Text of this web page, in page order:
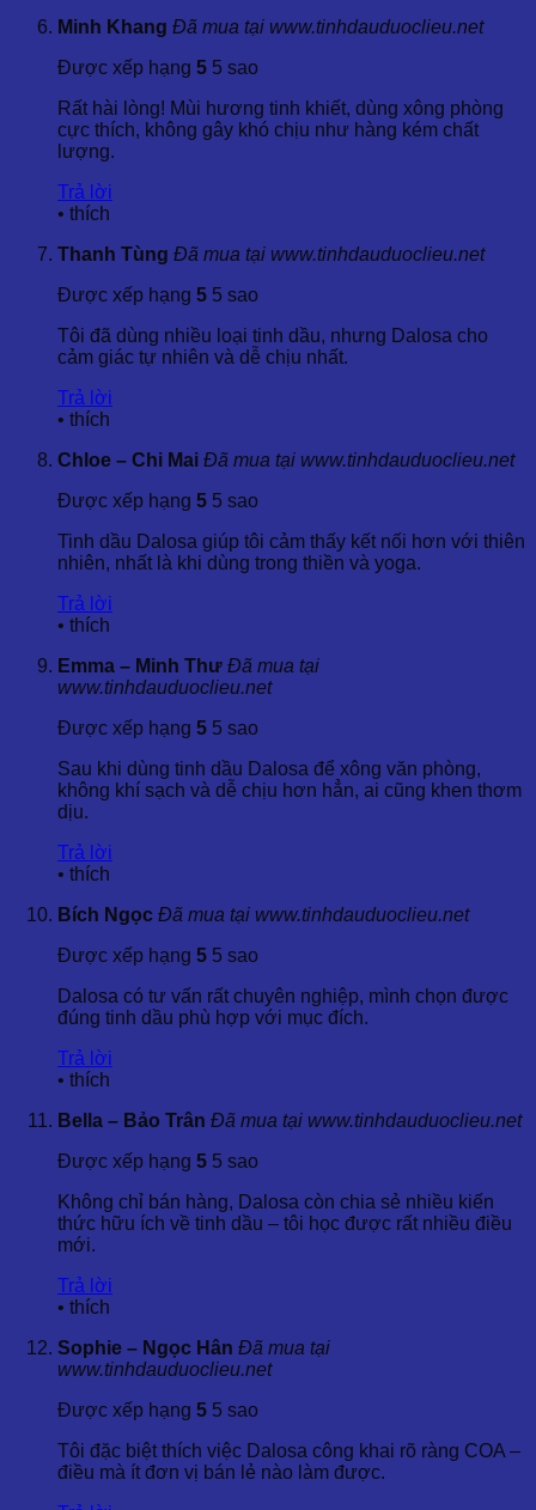
Chăm sóc sức khỏe: Massage trị liệu, chăm sóc cơ
thể và thư giãn.
4. Cách Sử Dụng Tinh Dầu Thổ Mộc Hương
4.1 Các Phương Pháp Sử Dụng
Tinh Dầu Thổ Mộc Hương có thể được sử dụng theo nhiều
cách khác nhau:
Khuếch tán trong không khí: Thêm vài giọt tinh dầu
vào đèn đốt hoặc bộ khuếch tán để hỗ trợ hệ hô hấp và
làm dịu không khí.
Hít hơi
: Thêm vài giọt tinh dầu vào bát nước nóng và
hít hơi để giảm nghẹt mũi và làm sạch đường hô hấp.
Xông hơi: Sử dụng tinh dầu trong các liệu pháp xông
hơi để giảm triệu chứng cảm lạnh, viêm xoang hoặc
hen suyễn.
và giảm đau nhức, đặc biệt là trong các trường hợp
Chăm sóc da: Pha tinh dầu với kem dưỡng da để điều
viêm.
Odorous Inula Essential Oil
Tinh Dầu Thổ Mộc Hương có thể kết hợp với nhiều loại tinh
dầu khác để mang lại hiệu quả điều trị và thư giãn tối ưu.
Tinh Dầu Thổ Mộc Hương + Tinh Dầu Trầm Hương
Hỗn hợp tuyệt vời giúp thư giãn tinh thần và hỗ trợ
điều trị các vấn đề về hô hấp.
Tinh Dầu Thổ Mộc Hương + Tinh Dầu Oải Hương
làm dịu hệ thần kinh.
Tinh Dầu Thổ Mộc Hương + Tinh Dầu Cam Ngọt
và nâng cao sức khỏe miễn dịch.
6. Kết Luận
Tinh Dầu Thổ Mộc Hương Odorous Inula Essential Oil là một
trong những loại tinh dầu quý, với nhiều công dụng hữu ích
trong chăm sóc sức khỏe và làm đẹp. Với hơn 20 năm kinh
nghiệm trong ngành tinh dầu,
Tinh Dầu Thổ Mộc Hương chính hãng từ các nguồn gốc như
tổ chức uy tín tại Việt Nam, đảm bảo an toàn và hiệu quả cho
người sử dụng.
Dalosa Việt Nam luôn là đối tác tin cậy trong việc cung cấp
các loại tinh dầu thiên nhiên cho các doanh nghiệp trong
khỏe.
sản phẩm Tinh Dầu Thổ Mộc Hương và các sản phẩm tinh
Minh Khang Đã mua tại www.tinhdauduoclieu.net
Được xếp hạng 5 5 sao
Rất hài lòng! Mùi hương tinh khiết, dùng xông phòng
cực thích, không gây khó chịu như hàng kém chất
lượng.
Trả lời
• thích
Thanh Tùng Đã mua tại www.tinhdauduoclieu.net
Được xếp hạng 5 5 sao
Tôi đã dùng nhiều loại tinh dầu, nhưng Dalosa cho
cảm giác tự nhiên và dễ chịu nhất.
Trả lời
• thích
Chloe – Chi Mai Đã mua tại www.tinhdauduoclieu.net
Được xếp hạng 5 5 sao
Tinh dầu Dalosa giúp tôi cảm thấy kết nối hơn với thiên
nhiên, nhất là khi dùng trong thiền và yoga.
Trả lời
• thích
Emma – Minh Thư Đã mua tại
www.tinhdauduoclieu.net
Được xếp hạng 5 5 sao
Sau khi dùng tinh dầu Dalosa để xông văn phòng,
không khí sạch và dễ chịu hơn hẳn, ai cũng khen thơm
dịu.
Trả lời
• thích
Bích Ngọc Đã mua tại www.tinhdauduoclieu.net
Được xếp hạng 5 5 sao
Dalosa có tư vấn rất chuyên nghiệp, mình chọn được
đúng tinh dầu phù hợp với mục đích.
Trả lời
• thích
Bella – Bảo Trân Đã mua tại www.tinhdauduoclieu.net
Được xếp hạng 5 5 sao
Không chỉ bán hàng, Dalosa còn chia sẻ nhiều kiến
thức hữu ích về tinh dầu – tôi học được rất nhiều điều
mới.
Trả lời
• thích
Sophie – Ngọc Hân Đã mua tại
www.tinhdauduoclieu.net
Được xếp hạng 5 5 sao
Tôi đặc biệt thích việc Dalosa công khai rõ ràng COA –
điều mà ít đơn vị bán lẻ nào làm được.